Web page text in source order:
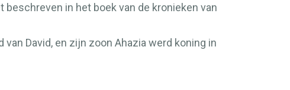
in het boek van de kronieken van
David, en zijn zoon Ahazia werd koning in